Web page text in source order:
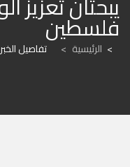
فلسطين
الرئيسية > تفاصيل الخبر